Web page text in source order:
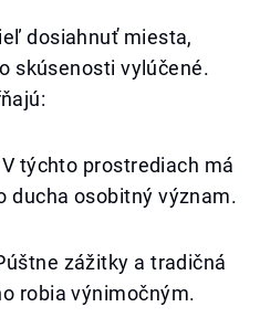
dosiahnuť miesta,
skúsenosti vylúčené.
týchto prostrediach má
ducha osobitný význam.
zážitky a tradičná
robia výnimočným.